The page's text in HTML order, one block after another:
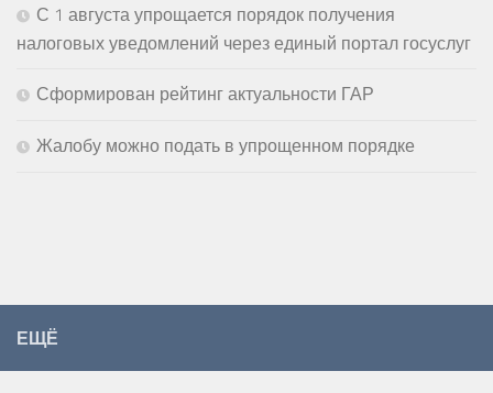
С 1 августа упрощается порядок получения
налоговых уведомлений через единый портал госуслуг
Сформирован рейтинг актуальности ГАР
Жалобу можно подать в упрощенном порядке
ЕЩЁ